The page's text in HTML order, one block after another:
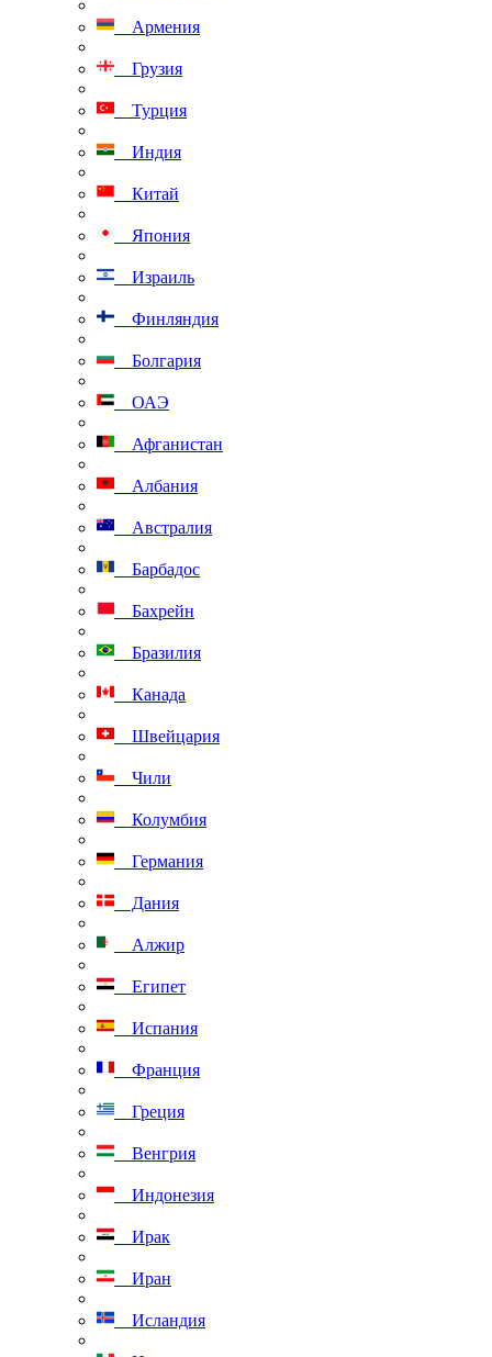
Армения
Грузия
Турция
Индия
Китай
Япония
Израиль
Финляндия
Болгария
ОАЭ
Афганистан
Албания
Австралия
Барбадос
Бахрейн
Бразилия
Канада
Швейцария
Чили
Колумбия
Германия
Дания
Алжир
Египет
Испания
Франция
Греция
Венгрия
Индонезия
Ирак
Иран
Исландия